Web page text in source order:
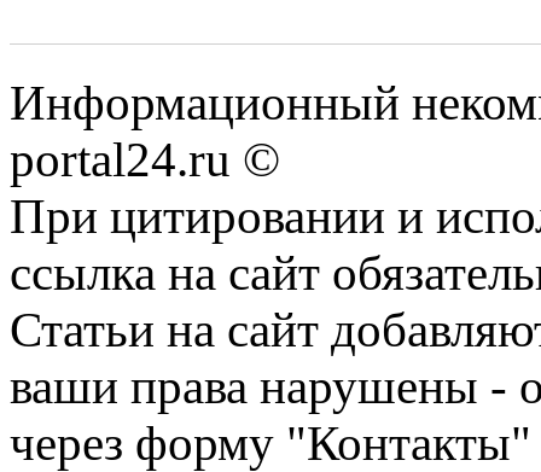
Информационный
portal24.ru ©
При цитировании и
ссылка на сайт
Статьи на сайт
ваши права нарушены -
через форму "Контакты"